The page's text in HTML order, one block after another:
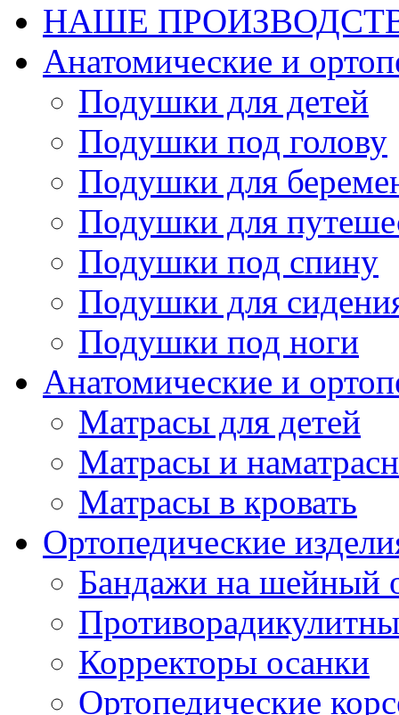
НАШЕ
Анатомические и
Подушки для детей
Подушки под голову
Подушки для
Подушки для
Подушки под спину
Подушки для
Подушки под ноги
Анатомические и
Матрасы для детей
Матрасы и
Матрасы в кровать
Ортопедические
Бандажи на шейный
Корректоры осанки
Ортопедические